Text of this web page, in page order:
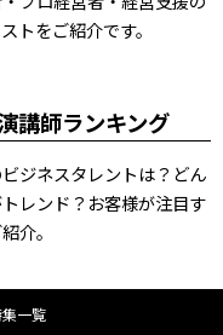
トをご紹介です。
講師ランキング
ジネスタレントは？どん
レンド？お客様が注目す
介。
一覧